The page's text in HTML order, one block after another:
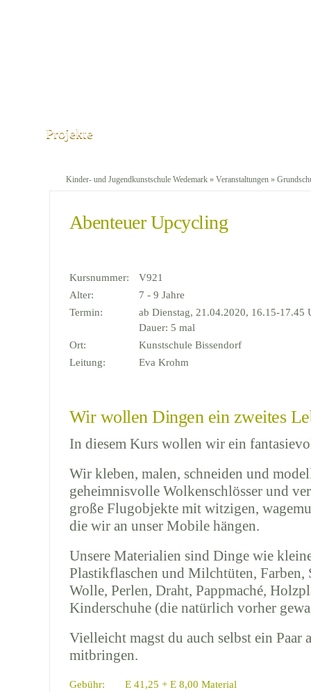
Projekte
Kinder- und Jugendkunstschule Wedemark » Veranstaltungen »
Abenteuer Upcycling
Kursnummer:
V921
Alter:
7 - 9 Jahre
Termin:
ab Dienstag, 21.04.2020, 16.15-17.45
Dauer: 5 mal
Ort:
Kunstschule Bissendorf
Leitung:
Eva Krohm
Wir wollen Dingen ein zweites
In diesem Kurs wollen wir ein
Wir kleben, malen, schneiden und
geheimnisvolle Wolkenschlösser und
große Flugobjekte mit witzigen,
die wir an unser Mobile hängen.
Unsere Materialien sind Dinge wie
Plastikflaschen und Milchtüten, Farben,
Wolle, Perlen, Draht, Pappmaché,
Kinderschuhe (die natürlich vorher
Vielleicht magst du auch selbst ein Paar
mitbringen.
Gebühr:
E 41,25 + E 8,00 Material